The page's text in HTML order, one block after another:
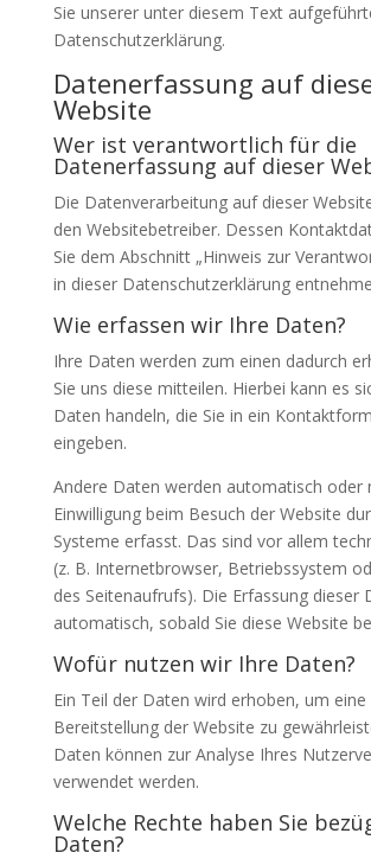
Sie unserer unter diesem Text
Datenschutzerklärung.
Datenerfassung auf
Website
Wer ist verantwortlich für die
Datenerfassung auf dieser
Die Datenverarbeitung auf dieser
den Websitebetreiber. Dessen
Sie dem Abschnitt „Hinweis zur
in dieser Datenschutzerklärung
Wie erfassen wir Ihre Daten?
Ihre Daten werden zum einen dadurch
Sie uns diese mitteilen. Hierbei kann es
Daten handeln, die Sie in ein
eingeben.
Andere Daten werden automatisch oder
Einwilligung beim Besuch der Website
Systeme erfasst. Das sind vor allem
(z. B. Internetbrowser, Betriebssystem
des Seitenaufrufs). Die Erfassung dieser
automatisch, sobald Sie diese Website
Wofür nutzen wir Ihre Daten?
Ein Teil der Daten wird erhoben, um
Bereitstellung der Website zu
Daten können zur Analyse Ihres
verwendet werden.
Welche Rechte haben Sie
Daten?